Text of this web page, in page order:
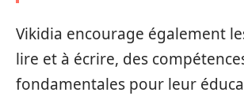
Vikidia encourage également
lire et à écrire, des
fondamentales pour leur